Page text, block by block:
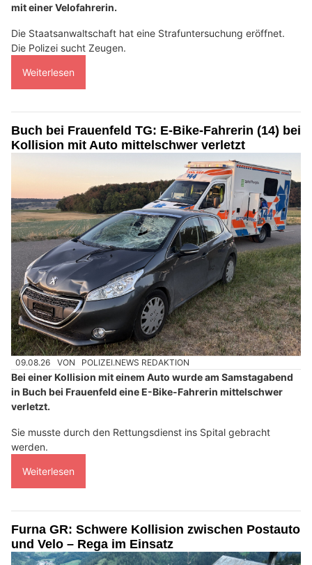
mit einer Velofahrerin.
Die Staatsanwaltschaft hat eine Strafuntersuchung eröffnet.
Die Polizei sucht Zeugen.
Weiterlesen
Buch bei Frauenfeld TG: E-Bike-Fahrerin (14) bei
Kollision mit Auto mittelschwer verletzt
09.08.26 VON POLIZEI.NEWS REDAKTION
Bei einer Kollision mit einem Auto wurde am Samstagabend
in Buch bei Frauenfeld eine E-Bike-Fahrerin mittelschwer
verletzt.
Sie musste durch den Rettungsdienst ins Spital gebracht
werden.
Weiterlesen
Furna GR: Schwere Kollision zwischen Postauto
und Velo – Rega im Einsatz